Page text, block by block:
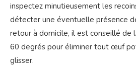
inspectez minutieusement les
détecter une éventuelle présence
retour à domicile, il est conseillé de
60 degrés pour éliminer tout œuf
glisser.